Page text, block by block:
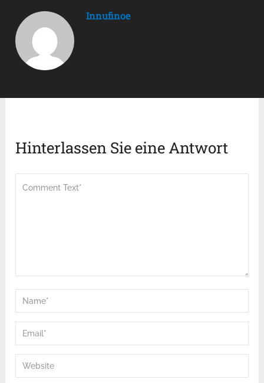
Innufinoe
Hinterlassen Sie eine Antwort